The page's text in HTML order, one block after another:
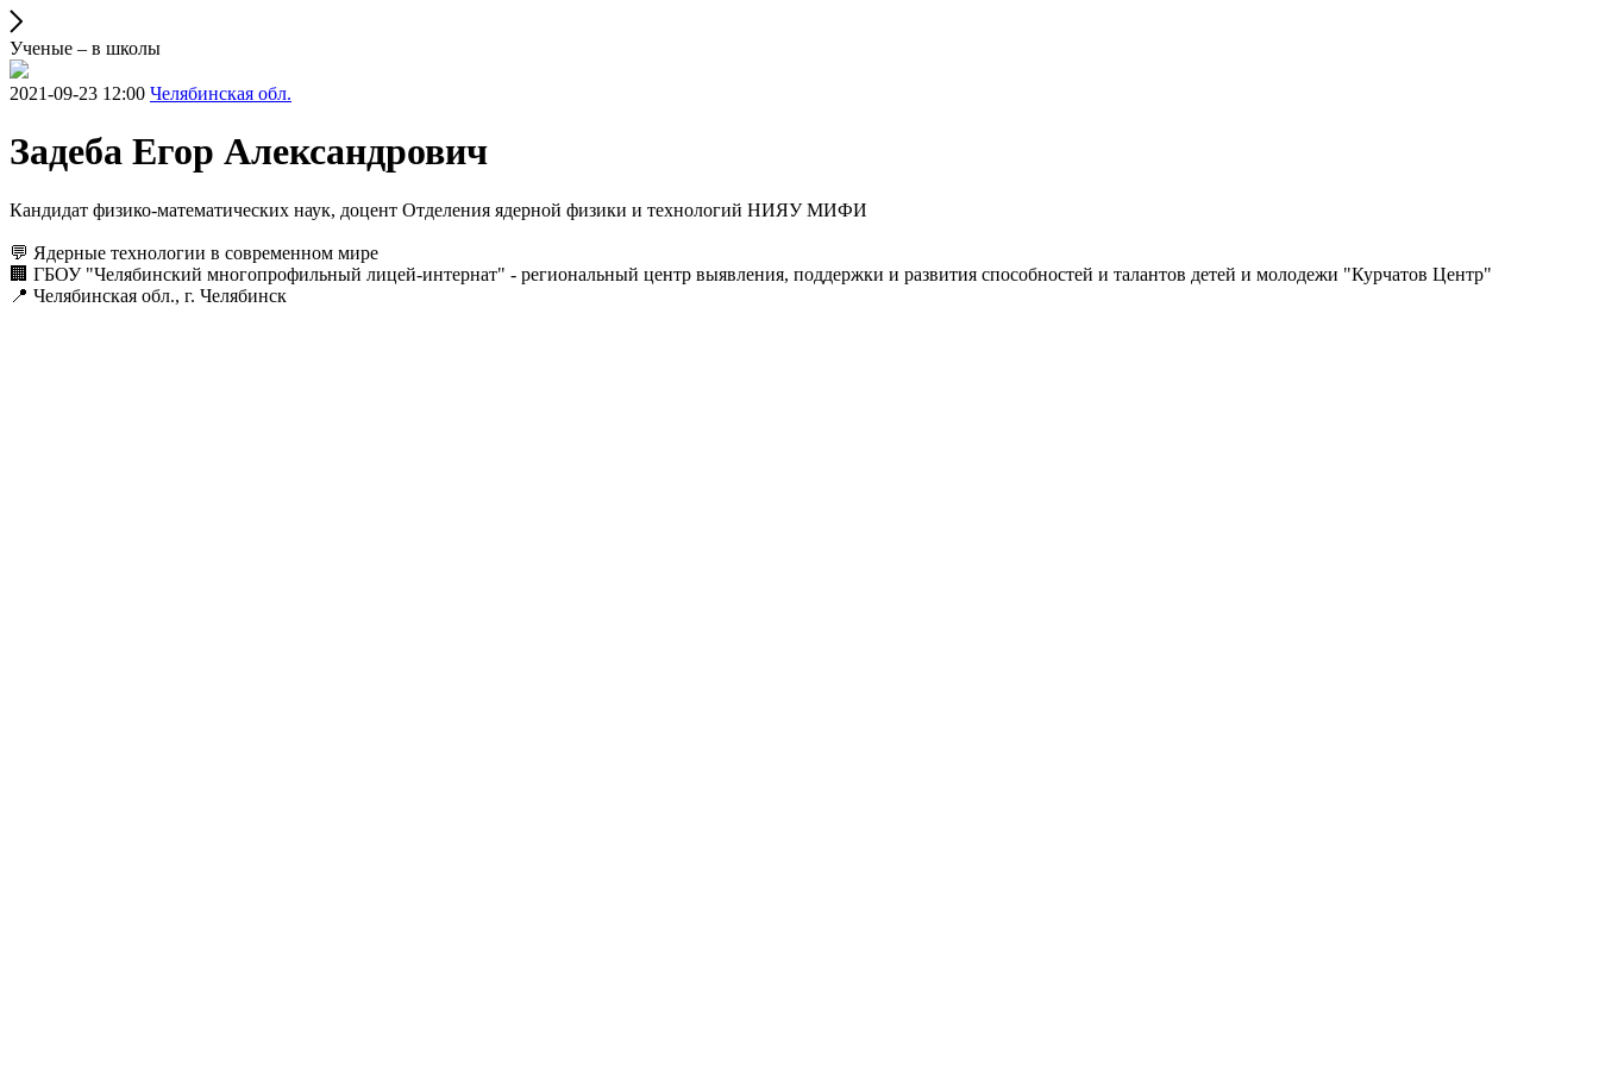
Ученые – в школы
2021-09-23 12:00 Челябинская обл.
Задеба Егор Александрович
Кандидат физико-математических наук, доцент Отделения ядерной физики и технологий НИЯУ МИФИ
💬 Ядерные технологии в современном мире
🏢 ГБОУ "Челябинский многопрофильный лицей-интернат" - региональный центр выявления, поддержки и развития способностей и талантов детей и молодежи "Курчатов Центр"
📍 Челябинская обл., г. Челябинск